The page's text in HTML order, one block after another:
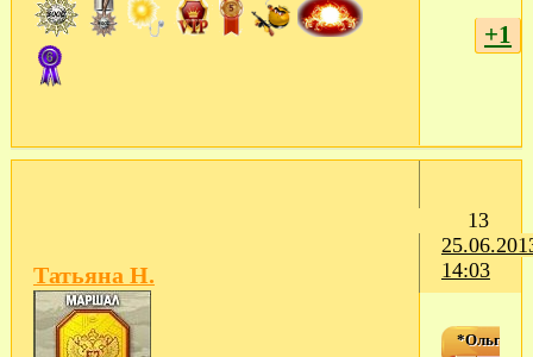
+1
13
14:03
Татьяна Н.
*Ольга